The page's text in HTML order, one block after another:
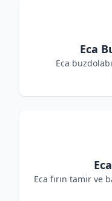
Eca
Eca
Eca fırın tamir ve